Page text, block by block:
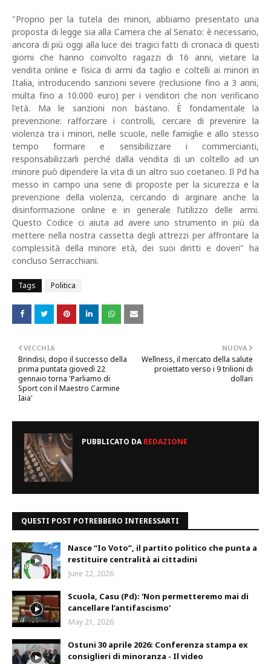
"Proprio per la tutela dei minori, abbiamo presentato una
proposta di legge sia alla Camera che al Senato: è necessario,
ancora di più oggi alla luce dei tragici fatti di cronaca di questi
giorni che hanno coinvolto ragazzi di 16 anni, vietare la
vendita online e fisica di armi da taglio e coltelli ai minori in
Italia, introducendo sanzioni severe (reclusione fino a 3 anni,
multa fino a 10.000 euro) per i venditori che non verificano
l'età. Ma le sanzioni non bastano. È fondamentale la
prevenzione: rafforzare i controlli, cercare di prevenire la
violenza tra i minori, nelle scuole, nelle famiglie e allo stesso
tempo formare e sensibilizzare i commercianti,
responsabilizzarli perché dalla vendita di un coltello ad un
minore può dipendere la vita di un altro suo coetaneo. Il Pd ha
messo in campo una serie di proposte per la sicurezza e la
prevenzione della violenza, cercando di arginare anche la
disinformazione online e in generale l’utilizzo delle armi.
Questo Codice ci aiuta ad avere uno strumento in più da
mettere nella nostra cassetta degli attrezzi per affrontare la
complessità della minore età, dei suoi diritti e doveri" ha
concluso Serracchiani.
Tags Politica
NUOVA
Wellness, il mercato della salute
proiettato verso i 9 trilioni di
dollari
VECCHIA
Brindisi, dopo il successo della
prima puntata giovedì 22
gennaio torna 'Parliamo di
Sport con il Maestro Carmine
Iaia'
PUBBLICATO DAREDAZIONE
QUESTI POST POTREBBERO INTERESSARTI
Nasce “Io Voto”, il partito politico che punta a
restituire centralità ai cittadini
June 22, 2026
Scuola, Casu (Pd): 'Non permetteremo mai di
cancellare l’antifascismo'
May 21, 2026
Ostuni 30 aprile 2026: Conferenza stampa ex
consiglieri di minoranza - Il video